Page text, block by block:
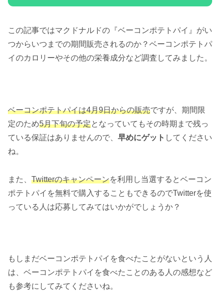
この記事ではマクドナルドの『ベーコンポテトパイ』がい
つからいつまでの期間販売されるのか？ベーコンポテトパ
イのカロリーやその他の栄養成分など調査してみました。
ベーコンポテトパイは4月9日からの販売ですが、期間限
定のため5月下旬の予定となっていてもその時期まで残っ
ている保証はありませんので、 早めにゲット してください
ね。
また、 Twitterのキャンペーンを利用し当選するとベーコン
ポテトパイを無料で購入することもできるのでTwitterを使
っている人は応募してみてはいかがでしょうか？
もしまだベーコンポテトパイを食べたことがないという人
は、ベーコンポテトパイを食べたことのある人の感想など
も参考にしてみてくださいね。